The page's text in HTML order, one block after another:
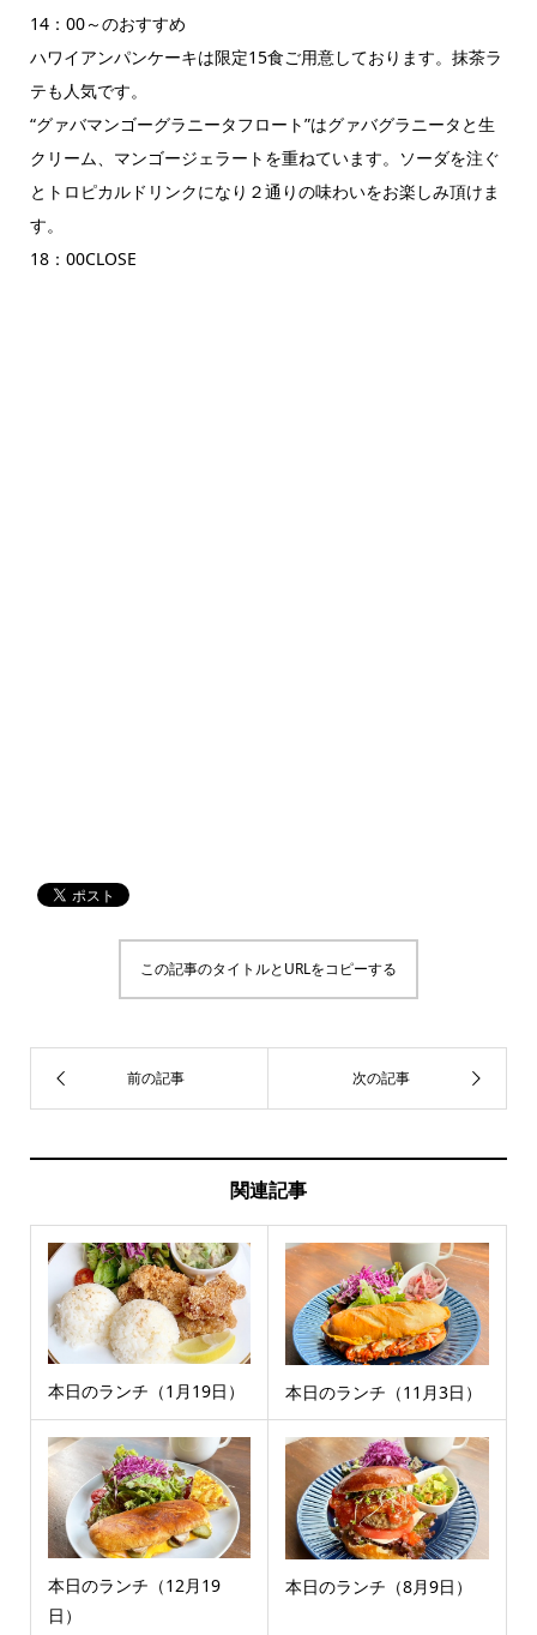
14：00～のおすすめ
ハワイアンパンケーキは限定15食ご用意しております。抹茶ラ
テも人気です。
“グァバマンゴーグラニータフロート”はグァバグラニータと生
クリーム、マンゴージェラートを重ねています。ソーダを注ぐ
とトロピカルドリンクになり２通りの味わいをお楽しみ頂けま
す。
18：00CLOSE
この記事のタイトルとURLをコピーする
関連記事
本日のランチ（1月19日） 本日のランチ（11月3日）
本日のランチ（12月19
日）
本日のランチ（8月9日）